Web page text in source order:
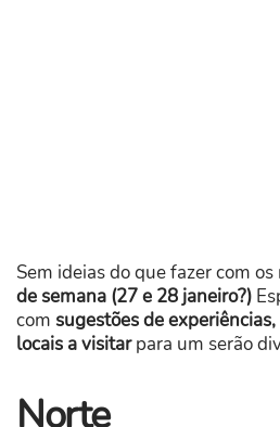
Sem ideias do que fazer com
de semana (27 e 28 janeiro?)
com sugestões de
locais a visitarpara um serão
Norte